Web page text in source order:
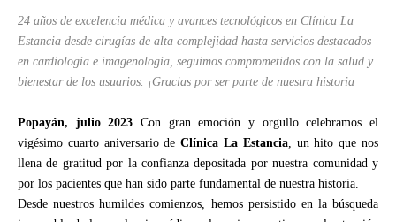
24 años de excelencia médica y avances tecnológicos en Clínica La
Estancia desde cirugías de alta complejidad hasta servicios destacados
en cardiología e imagenología, seguimos comprometidos con la salud y
bienestar de los usuarios. ¡Gracias por ser parte de nuestra historia
Popayán, julio 2023 Con gran emoción y orgullo celebramos el
vigésimo cuarto aniversario deClínica La Estancia, un hito que nos
llena de gratitud por la confianza depositada por nuestra comunidad y
por los pacientes que han sido parte fundamental de nuestra historia.
Desde nuestros humildes comienzos, hemos persistido en la búsqueda